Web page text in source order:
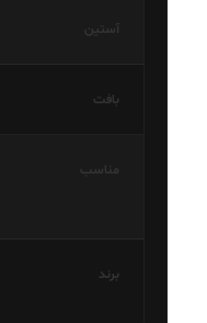
آستین
بافت
مناسب
برند